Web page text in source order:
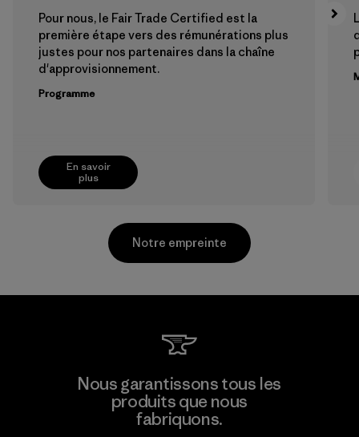
En savoir
plus
Pour nous, le Fair Trade Certified est la
première étape vers des rémunérations plus
justes pour nos partenaires dans la chaîne
d'approvisionnement.
Programme
Toyota Tsusho
Material-supplier
Notre empreinte
Nous garantissons tous les
produits que nous
fabriquons.